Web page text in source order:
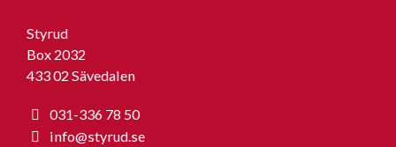
Styrud
Box 2032
433 02 Sävedalen
031-336 78 50
info@styrud.se